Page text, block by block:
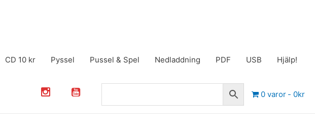
CD 10 kr Pyssel Pussel & Spel Nedladdning PDF USB Hjälp!
0 varor 0kr